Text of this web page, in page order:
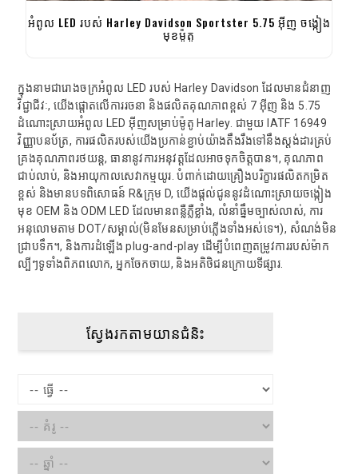
អំពូល LED របស់ Harley Davidson Sportster 5.75 អ៊ីញ ចង្កៀង
មុខម៉ូតូ
ក្នុងនាមជារោងចក្រអំពូល LED របស់ Harley Davidson ដែលមានជំនាញ
វិជ្ជាជីវៈ, យើងផ្តោតលើការរចនា និងផលិតគុណភាពខ្ពស់ 7 អ៊ីញ និង 5.75
ដំណោះស្រាយអំពូល LED អ៊ីញសម្រាប់ម៉ូតូ Harley. ជាមួយ IATF 16949
វិញ្ញាបនប័ត្រ, ការផលិតរបស់យើងប្រកាន់ខ្ជាប់យ៉ាងតឹងរឹងទៅនឹងស្តង់ដារគ្រប់
គ្រងគុណភាពរថយន្ត, ធានានូវការអនុវត្តដែលអាចទុកចិត្តបាន។, គុណភាព
ជាប់លាប់, និងអាយុកាលសេវាកម្មយូរ. បំពាក់ដោយគ្រឿងបរិក្ខារផលិតកម្រិត
ខ្ពស់ និងមានបទពិសោធន៍ R&ក្រុម D, យើងផ្តល់ជូននូវដំណោះស្រាយចង្កៀង
មុខ OEM និង ODM LED ដែលមានពន្លឺភ្លឺខ្លាំង, លំនាំធ្នឹមច្បាស់លាស់, ការ
អនុលោមតាម DOT/សម្គាល់(មិនមែនសម្រាប់ភ្លើងទាំងអស់ទេ។), សំណង់មិន
ជ្រាបទឹក។, និងការដំឡើង plug-and-play ដើម្បីបំពេញតម្រូវការរបស់ម៉ាក
ល្បីៗទូទាំងពិភពលោក, អ្នកចែកចាយ, និងអតិថិជនក្រោយទីផ្សារ.
ស្វែងរកតាមយានជំនិះ